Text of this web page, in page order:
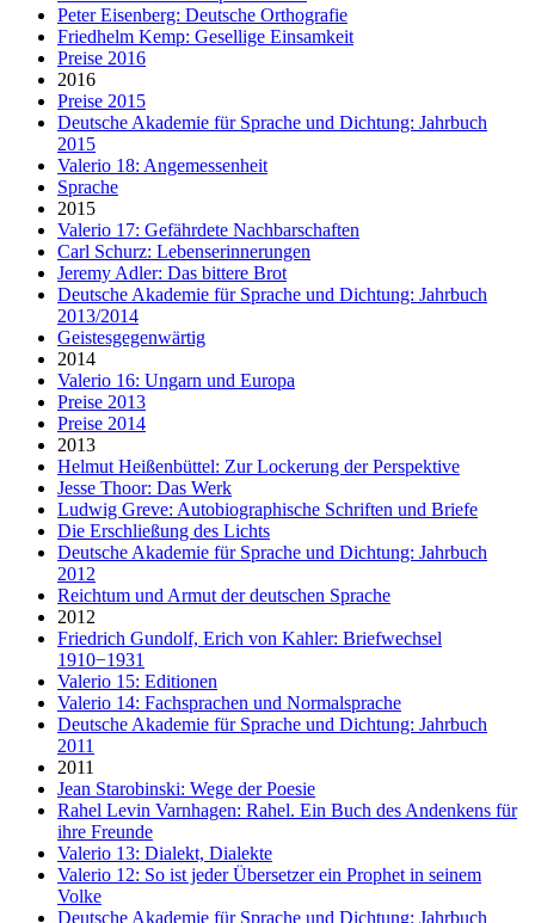
Peter Eisenberg: Deutsche Orthografie
Friedhelm Kemp: Gesellige Einsamkeit
Preise 2016
2016
Preise 2015
Deutsche Akademie für Sprache und Dichtung: Jahrbuch
2015
Valerio 18: Angemessenheit
Sprache
2015
Valerio 17: Gefährdete Nachbarschaften
Carl Schurz: Lebenserinnerungen
Jeremy Adler: Das bittere Brot
Deutsche Akademie für Sprache und Dichtung: Jahrbuch
2013/2014
Geistesgegenwärtig
2014
Valerio 16: Ungarn und Europa
Preise 2013
Preise 2014
2013
Helmut Heißenbüttel: Zur Lockerung der Perspektive
Jesse Thoor: Das Werk
Ludwig Greve: Autobiographische Schriften und Briefe
Die Erschließung des Lichts
Deutsche Akademie für Sprache und Dichtung: Jahrbuch
2012
Reichtum und Armut der deutschen Sprache
2012
Friedrich Gundolf, Erich von Kahler: Briefwechsel
1910−1931
Valerio 15: Editionen
Valerio 14: Fachsprachen und Normalsprache
Deutsche Akademie für Sprache und Dichtung: Jahrbuch
2011
2011
Jean Starobinski: Wege der Poesie
Rahel Levin Varnhagen: Rahel. Ein Buch des Andenkens für
ihre Freunde
Valerio 13: Dialekt, Dialekte
Valerio 12: So ist jeder Übersetzer ein Prophet in seinem
Volke
Deutsche Akademie für Sprache und Dichtung: Jahrbuch